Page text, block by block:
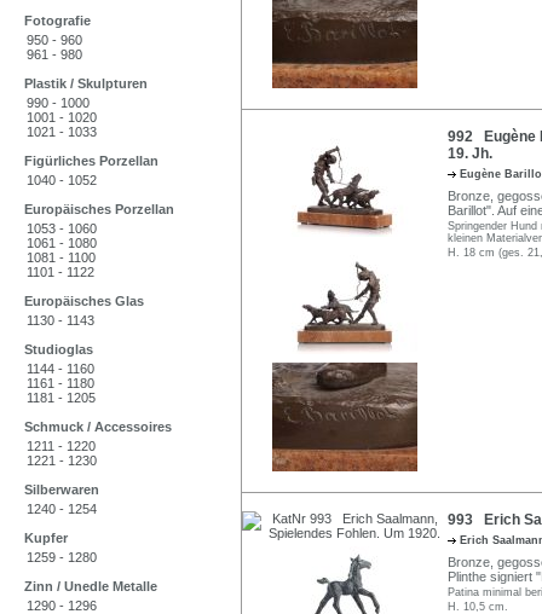
Fotografie
950 - 960
961 - 980
Plastik / Skulpturen
990 - 1000
1001 - 1020
1021 - 1033
Figürliches Porzellan
1040 - 1052
Europäisches Porzellan
1053 - 1060
1061 - 1080
1081 - 1100
1101 - 1122
Europäisches Glas
1130 - 1143
Studioglas
1144 - 1160
1161 - 1180
1181 - 1205
Schmuck / Accessoires
1211 - 1220
1221 - 1230
Silberwaren
1240 - 1254
Kupfer
1259 - 1280
Zinn / Unedle Metalle
1290 - 1296
992 Eugène
19. Jh.
Eugène
Bronze,
Barillot". Auf
Springender
kleinen
H. 18 cm (ges.
993 Erich
Erich
Bronze,
Plinthe signiert
Patina minimal
H. 10,5 cm.